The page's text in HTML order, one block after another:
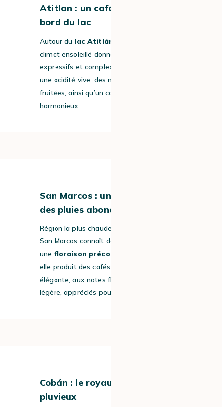
Atitlan : un café cultivé au
bord du lac
Autour du lac Atitlán
climat ensoleillé donnent des cafés
expressifs et complexes. On y retrouve
une acidité vive, des notes florales et
fruitées, ainsi qu’un corps velouté et
harmonieux.
San Marcos : un café délicat né
des pluies abondantes
Région la plus chaude et humide du pays,
San Marcos connaît de
une floraison précoce
elle produit des cafés à l’acidité vive mais
élégante, aux notes florales et à la texture
légère, appréciés pour leur finesse.
Cobán : le royaume du climat
pluvieux